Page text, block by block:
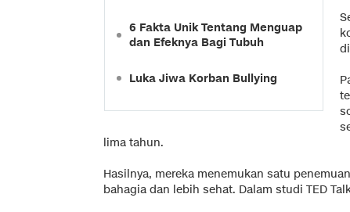
6 Fakta Unik Tentang Menguap
dan Efeknya Bagi Tubuh
Luka Jiwa Korban Bullying
lima tahun.
Hasilnya, mereka menemukan satu
bahagia dan lebih sehat. Dalam studi TED